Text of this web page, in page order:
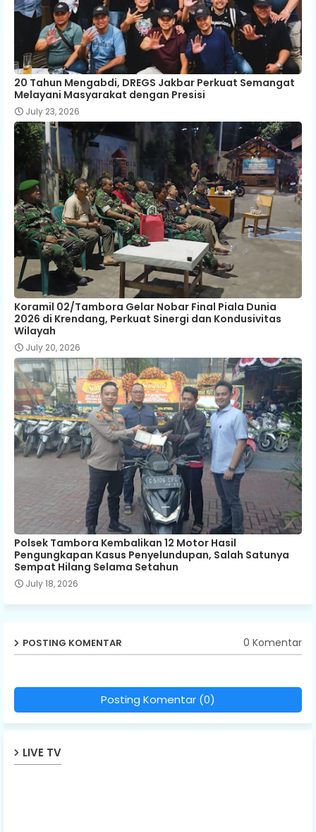
20 Tahun Mengabdi, DREGS Jakbar Perkuat Semangat
Melayani Masyarakat dengan Presisi
July 23, 2026
Koramil 02/Tambora Gelar Nobar Final Piala Dunia
2026 di Krendang, Perkuat Sinergi dan Kondusivitas
Wilayah
July 20, 2026
Polsek Tambora Kembalikan 12 Motor Hasil
Pengungkapan Kasus Penyelundupan, Salah Satunya
Sempat Hilang Selama Setahun
July 18, 2026
POSTING KOMENTAR 0 Komentar
Posting Komentar (0)
LIVE TV